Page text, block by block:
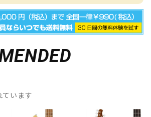
ています